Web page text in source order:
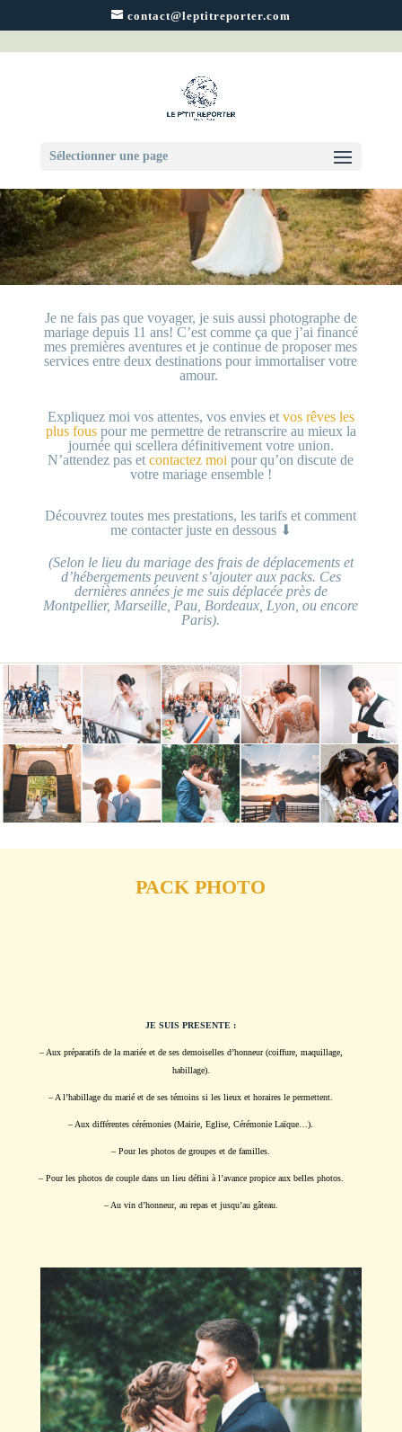
contact@leptitreporter.com
Sélectionner une page
Je ne fais pas que voyager, je suis aussi photographe de
mariage depuis 11 ans! C’est comme ça que j’ai financé
mes premières aventures et je continue de proposer mes
services entre deux destinations pour immortaliser votre
amour.
Expliquez moi vos attentes, vos envies et vos rêves les
plus fouspour me permettre de retranscrire au mieux la
journée qui scellera définitivement votre union.
N’attendez pas etcontactez moi pour qu’on discute de
votre mariage ensemble !
Découvrez toutes mes prestations, les tarifs et comment
me contacter juste en dessous ⬇
(Selon le lieu du mariage des frais de déplacements et
d’hébergements peuvent s’ajouter aux packs. Ces
dernières années je me suis déplacée près de
Montpellier, Marseille, Pau, Bordeaux, Lyon, ou encore
Paris).
PACK PHOTO
JE SUIS PRESENTE :
– Aux préparatifs de la mariée et de ses demoiselles d’honneur (coiffure, maquillage,
habillage).
– A l’habillage du marié et de ses témoins si les lieux et horaires le permettent.
– Aux différentes cérémonies (Mairie, Eglise, Cérémonie Laïque…).
– Pour les photos de groupes et de familles.
– Pour les photos de couple dans un lieu défini à l’avance propice aux belles photos.
– Au vin d’honneur, au repas et jusqu’au gâteau.